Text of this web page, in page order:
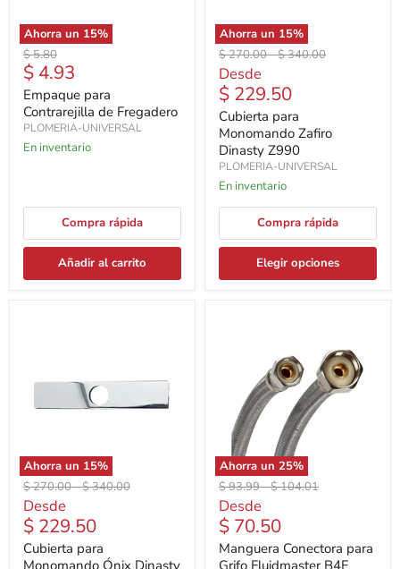
Ahorra un 15%
Precio
original
$ 5.80
Precio
actual
$ 4.93
Empaque para
Contrarejilla de Fregadero
PLOMERIA-UNIVERSAL
En inventario
Compra rápida
Añadir al carrito
Ahorra un 15%
Precio
original
$ 270.00-Precio
$ 340.00
Desde
$ 229.50
Cubierta para
Monomando Zafiro
Dinasty Z990
PLOMERIA-UNIVERSAL
En inventario
Compra rápida
Elegir opciones
Ahorra un 15%
Precio
original
$ 270.00-Precio
$ 340.00
Desde
$ 229.50
Cubierta para
Ahorra un 25%
Precio
original
$ 93.99-Precio
$ 104.01
Desde
$ 70.50
Manguera Conectora para